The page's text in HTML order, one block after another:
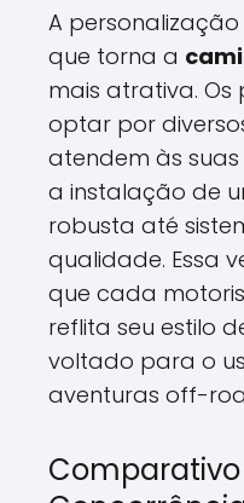
A
que torna a
mais atrativa.
optar por
atendem às
a instalação de
robusta até
qualidade. Essa
que cada
reflita seu estilo
voltado para o
aventuras off-